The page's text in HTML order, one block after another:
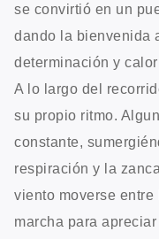
se convirtió en un
dando la bienvenida
determinación y
A lo largo del
su propio ritmo.
constante,
respiración y la
viento moverse
marcha para